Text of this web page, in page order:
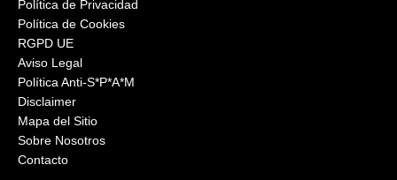
Política de Privacidad
Política de Cookies
RGPD UE
Aviso Legal
Política Anti-S*P*A*M
Disclaimer
Mapa del Sitio
Sobre Nosotros
Contacto